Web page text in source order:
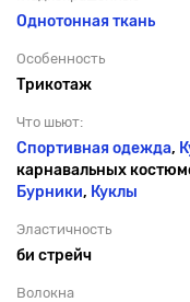
Однотонная ткань
Особенность
Трикотаж
Что шьют:
Спортивная одежда,
карнавальных
Бурники, Куклы
Эластичность
би стрейч
Волокна